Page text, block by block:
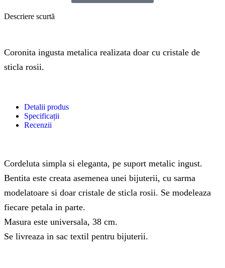
Descriere scurtă
Coronita ingusta metalica realizata doar cu cristale de
sticla rosii.
Detalii produs
Specificații
Recenzii
Cordeluta simpla si eleganta, pe suport metalic ingust.
Bentita este creata asemenea unei bijuterii, cu sarma
modelatoare si doar cristale de sticla rosii. Se modeleaza
fiecare petala in parte.
Masura este universala, 38 cm.
Se livreaza in sac textil pentru bijuterii.